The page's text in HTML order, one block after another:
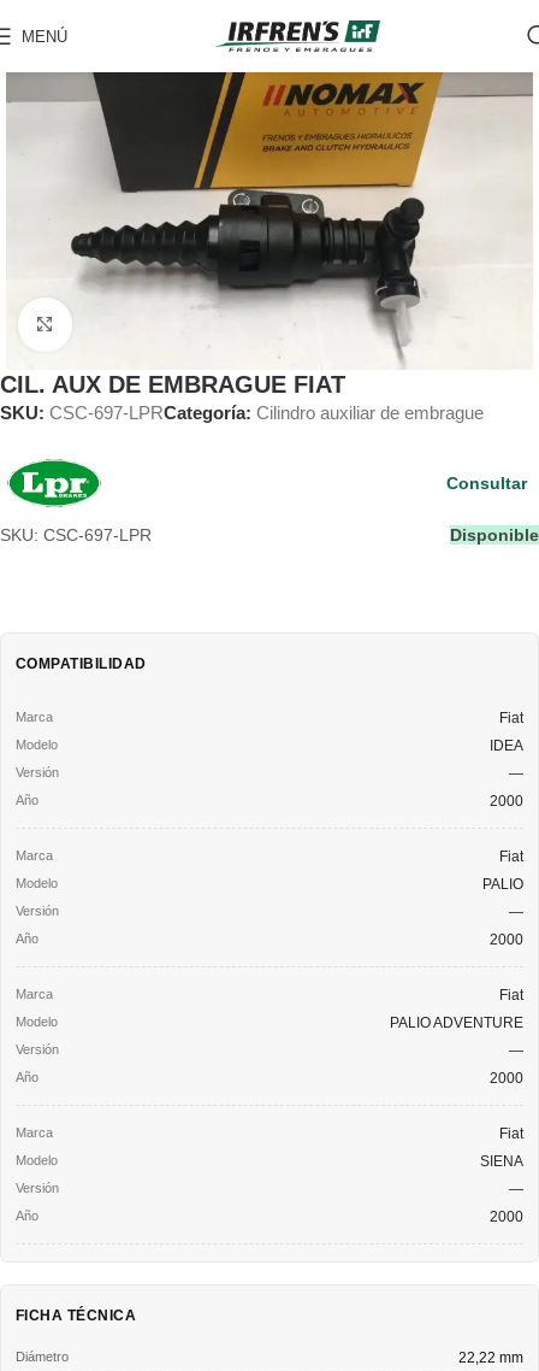
MENÚ
Clic para ampliar
CIL. AUX DE EMBRAGUE FIAT
SKU: CSC-697-LPRCategoría: Cilindro auxiliar de embrague
SKU: CSC-697-LPR Disponible
Consultar
COMPATIBILIDAD
Fiat
IDEA
—
2000
Fiat
PALIO
—
2000
Fiat
PALIO ADVENTURE
—
2000
Fiat
SIENA
—
2000
FICHA TÉCNICA
Diámetro 22,22 mm